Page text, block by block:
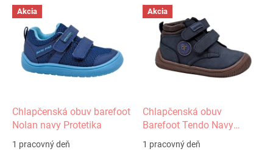
V Akcia
Chlapčenská obuv barefoot
Nolan navy Protetika
1 pracovný deň
Akcia
Chlapčenská obuv
Barefoot Tendo Navy
Protetika
1 pracovný deň